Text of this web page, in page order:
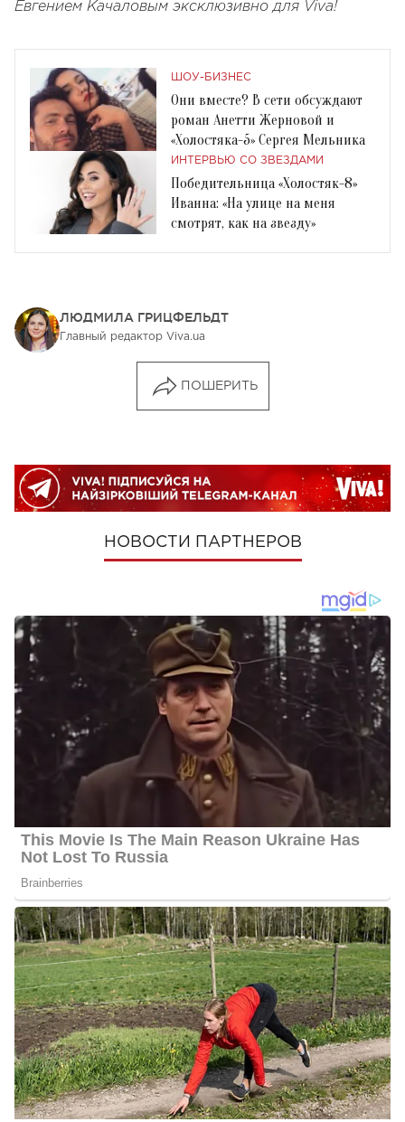
Евгением Качаловым эксклюзивно для Viva!
ШОУ-БИЗНЕС
Они вместе? В сети обсуждают
роман Анетти Жерновой и
«Холостяка-5» Сергея Мельника
ИНТЕРВЬЮ СО ЗВЕЗДАМИ
Победительница «Холостяк-8»
Иванна: «На улице на меня
смотрят, как на звезду»
ЛЮДМИЛА ГРИЦФЕЛЬДТ
Главный редактор Viva.ua
ПОШЕРИТЬ
НОВОСТИ ПАРТНЕРОВ